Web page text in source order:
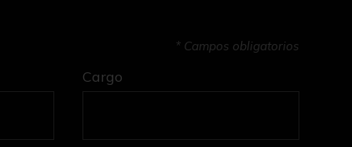
* Campos obligatorios
Cargo